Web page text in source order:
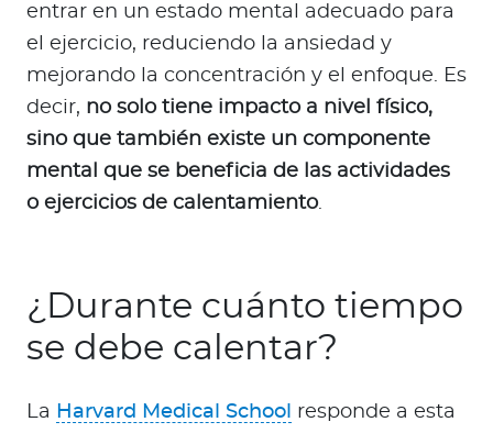
entrar en un estado mental adecuado para
el ejercicio, reduciendo la ansiedad y
mejorando la concentración y el enfoque. Es
decir, no solo tiene impacto a nivel físico,
sino que también existe un componente
mental que se beneficia de las actividades
o ejercicios de calentamiento.
¿Durante cuánto tiempo
se debe calentar?
La Harvard Medical School
responde a esta